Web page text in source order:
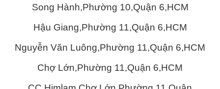
Song Hành,Phường 10,Quận 6,HCM
Hậu Giang,Phường 11,Quận 6,HCM
Nguyễn Văn Luông,Phường 11,Quận 6,HCM
Chợ Lớn,Phường 11,Quận 6,HCM